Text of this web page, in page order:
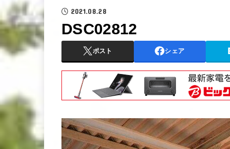
2021.08.28
DSC02812
ポスト シェア